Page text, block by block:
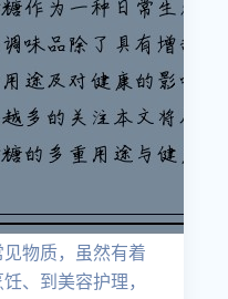
物质，虽然有着
、到美容护理，